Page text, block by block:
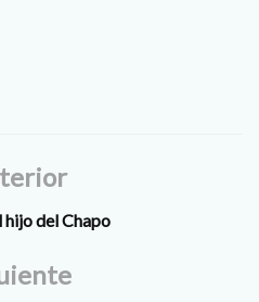
del Chapo